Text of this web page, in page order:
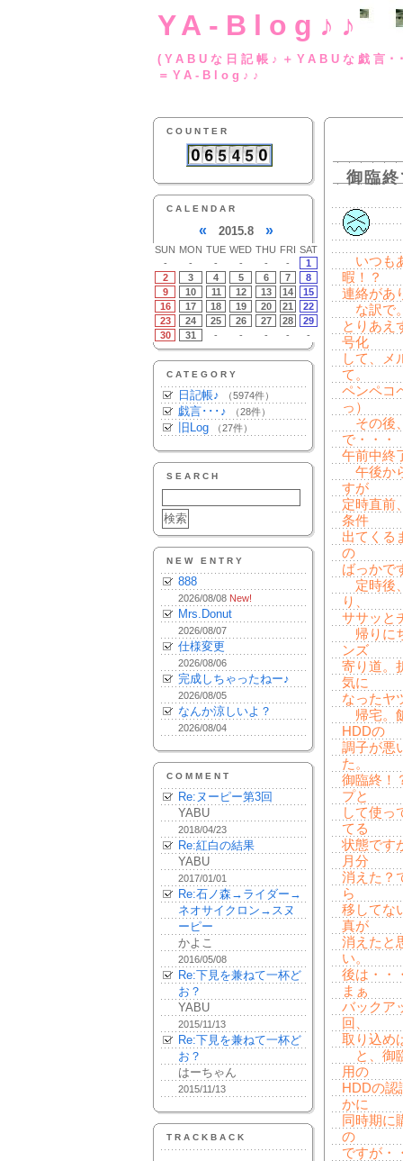
YA-Blog♪♪
(YABUな日記帳♪
＝YA-Blog♪♪
COUNTER
CALENDAR
« 2015.8 »
SUN MON TUE WED THU FRI SAT
-
- - - - -
1
2
3 4 5 6 7
8
9
10 11 12 13 14
15
16
17 18 19 20 21
22
23
24 25 26 27 28
29
30
31 - - - - -
CATEGORY
日記帳♪ （5974件）
戯言･･･♪ （28件）
旧Log （27件）
SEARCH
NEW ENTRY
888
2026/08/08 New!
Mrs.Donut
2026/08/07
仕様変更
2026/08/06
完成しちゃったねー♪
2026/08/05
なんか涼しいよ？
2026/08/04
COMMENT
Re:ヌーピー第3回
YABU
2018/04/23
Re:紅白の結果
YABU
2017/01/01
Re:石ノ森→ライダー→
ネオサイクロン→スヌ
ーピー
かよこ
2016/05/08
Re:下見を兼ねて一杯ど
お？
YABU
2015/11/13
Re:下見を兼ねて一杯ど
お？
はーちゃん
2015/11/13
TRACKBACK
御臨
いつも
暇！？
連絡があ
な訳で
とりあえ
号化
して、メ
て。
ペンペコ
っ）
その後
で・・・
午前中終
午後か
すが
定時直前
条件
出てくる
の
ばっかで
定時後
り、
ササッと
帰りに
ンズ
寄り道。
気に
なった
帰宅。
HDDの
調子が悪
た。
御臨終！
プと
して使っ
てる
状態です
月分
消えた？
ら
移してな
真が
消えたと
い。
後は・・
まぁ
バックア
回、
取り込め
と、御
用の
HDDの
かに
同時期に
の
ですが・